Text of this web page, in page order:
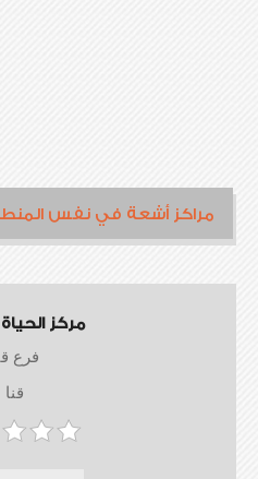
مراكز أشعة في نفس
مركز
فرع
قنا